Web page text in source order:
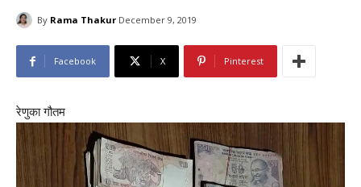
By Rama Thakur December 9, 2019
Facebook X Pinterest
रेणुका गौतम